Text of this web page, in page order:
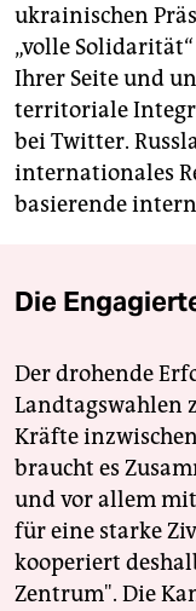
ukrainischen
„volle Solidarität“
Ihrer Seite und
territoriale
bei Twitter.
internationales
basierende
Die
Der drohende
Landtagswahlen
Kräfte
braucht es
und vor allem
für eine starke
kooperiert
Zentrum". Die